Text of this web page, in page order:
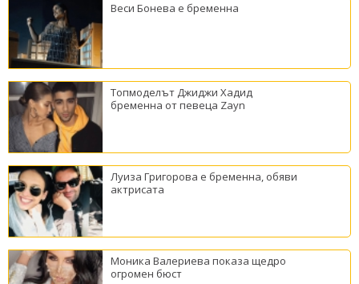
Веси Бонева е бременна
Топмоделът Джиджи Хадид
бременна от певеца Zayn
Луиза Григорова е бременна, обяви
актрисата
Моника Валериева показа щедро
огромен бюст